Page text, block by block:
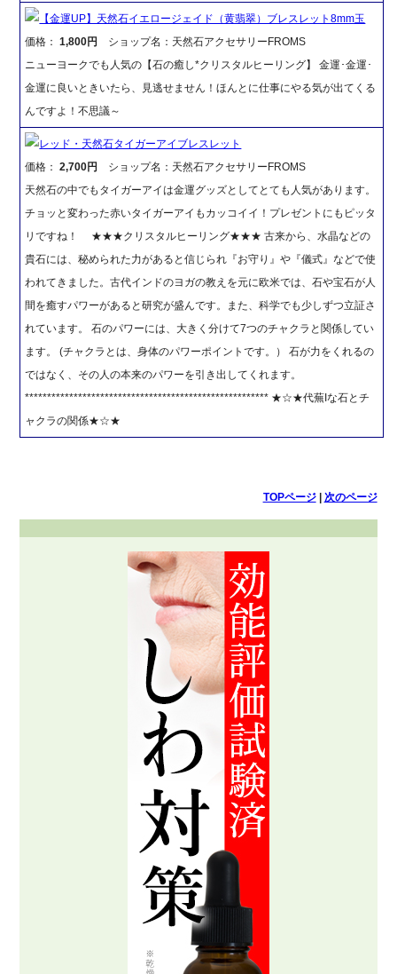
【金運UP】天然石イエロージェイド（黄翡翠）ブレスレット8mm玉
価格：1,800円
ショップ名：天然石アクセサリーFROMS
ニューヨークでも人気の【石の癒し*クリスタルヒーリング】 金運･金運･
金運に良いときいたら、見逃せません！ほんとに仕事にやる気が出てくる
んですよ！不思議～
レッド・天然石タイガーアイブレスレット
価格：2,700円
ショップ名：天然石アクセサリーFROMS
天然石の中でもタイガーアイは金運グッズとしてとても人気があります。
チョッと変わった赤いタイガーアイもカッコイイ！プレゼントにもピッタ
リですね！ ★★★クリスタルヒーリング★★★ 古来から、水晶などの
貴石には、秘められた力があると信じられ『お守り』や『儀式』などで使
われてきました。古代インドのヨガの教えを元に欧米では、石や宝石が人
間を癒すパワーがあると研究が盛んです。また、科学でも少しずつ立証さ
れています。 石のパワーには、大きく分けて7つのチャクラと関係してい
ます。 (チャクラとは、身体のパワーポイントです。） 石が力をくれるの
ではなく、その人の本来のパワーを引き出してくれます。
******************************************************* ★☆★代蕪Iな石とチ
ャクラの関係★☆★
TOPページ| 次のページ